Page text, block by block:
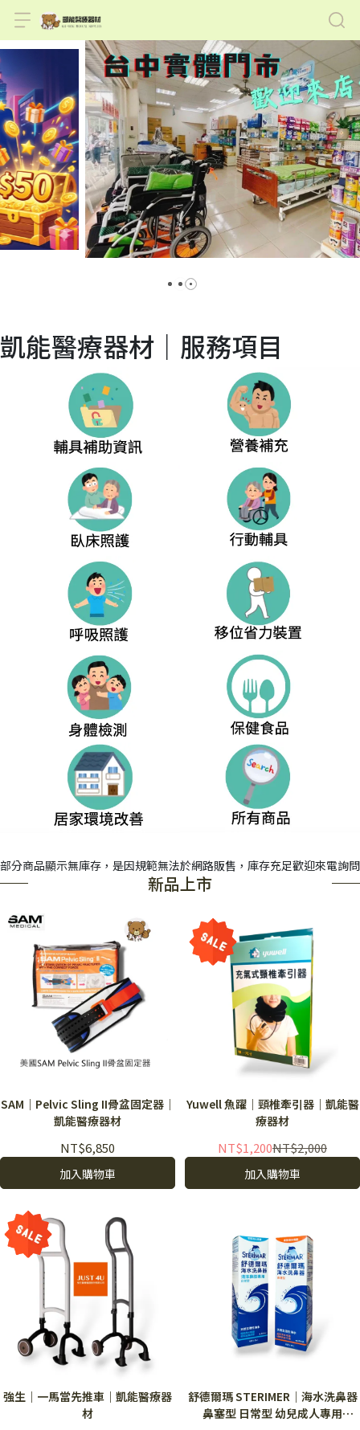
凱能醫療器材｜服務項目
部分商品顯示無庫存，是因規範無法於網路販售，庫存充足歡迎來電詢問
新品上市
SAM｜Pelvic Sling II骨盆固定器｜
凱能醫療器材
NT$6,850
加入購物車
Yuwell 魚躍｜頸椎牽引器｜凱能醫
療器材
NT$1,200NT$2,000
加入購物車
強生｜一馬當先推車｜凱能醫療器
材
舒德爾瑪 STERIMER｜海水洗鼻器
鼻塞型 日常型 幼兒成人專用